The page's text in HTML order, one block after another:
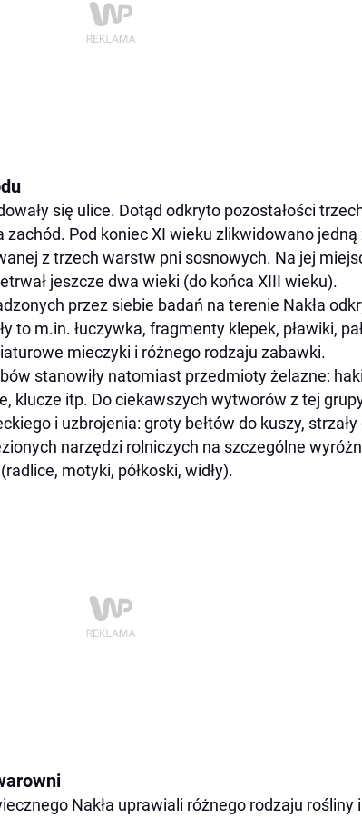
się ulice. Dotąd odkryto pozostałości
Pod koniec XI wieku zlikwidowano jedną
z trzech warstw pni sosnowych. Na jej
jeszcze dwa wieki (do końca XIII wieku).
przez siebie badań na terenie Nakła
to m.in. łuczywka, fragmenty klepek, pławiki,
mieczyki i różnego rodzaju zabawki.
stanowiły natomiast przedmioty żelazne:
klucze itp. Do ciekawszych wytworów z tej
i uzbrojenia: groty bełtów do kuszy, strzały
narzędzi rolniczych na szczególne
motyki, półkoski, widły).
Nakła uprawiali różnego rodzaju rośliny